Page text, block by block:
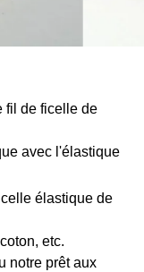
fil de ficelle de
avec l'élastique
élastique de
etc.
notre prêt aux